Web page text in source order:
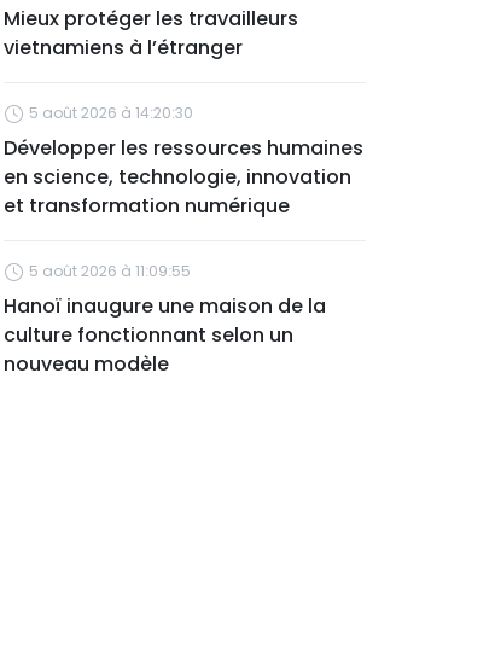
Mieux protéger les travailleurs
vietnamiens à l’étranger
5 août 2026 à 14:20:30
Développer les ressources humaines
en science, technologie, innovation
et transformation numérique
5 août 2026 à 11:09:55
Hanoï inaugure une maison de la
culture fonctionnant selon un
nouveau modèle